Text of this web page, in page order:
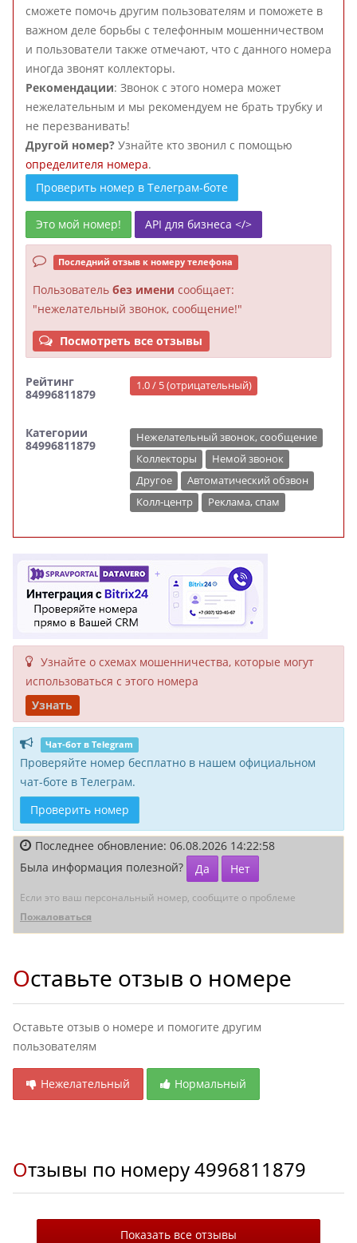
сможете помочь другим пользователям и поможете в
важном деле борьбы с телефонным мошенничеством
и пользователи также отмечают, что с данного номера
иногда звонят коллекторы.
Рекомендации: Звонок с этого номера может
нежелательным и мы рекомендуем не брать трубку и
не перезванивать!
Другой номер? Узнайте кто звонил с помощью
определителя номера.
Проверить номер в Телеграм-боте
Это мой номер! API для бизнеса </>
Последний отзыв к номеру телефона
Пользователь без имени сообщает:
"нежелательный звонок, сообщение!"
Посмотреть все отзывы
Рейтинг
84996811879
1.0 / 5 (отрицательный)
Категории
84996811879
Нежелательный звонок, сообщение
Коллекторы
Немой звонок
Другое
Автоматический обзвон
Колл-центр
Реклама, спам
Узнайте о схемах мошенни­чества, кото­рые могут
исполь­зоваться с этого номера
Узнать
Чат-бот в Telegram
Проверяйте номер бесплатно в нашем официальном
чат-боте в Телеграм.
Проверить номер
Последнее обновление: 06.08.2026 14:22:58
Была информация полезной?
Да Нет
Если это ваш персональный номер, сообщите о проблеме
Пожаловаться
Оставьте отзыв о номере
Оставьте отзыв о номере и помогите другим
пользователям
Нежелательный Нормальный
Отзывы по номеру4996811879
Показать все отзывы